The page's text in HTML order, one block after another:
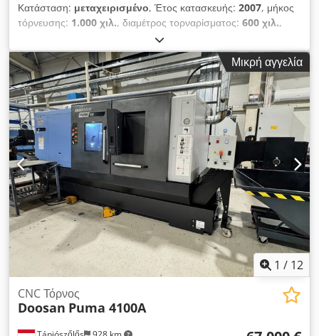
Κατάσταση: μεταχειρισμένο, Έτος κατασκευής: 2007, μήκος
τόρνευσης: 1.000 χιλ., διαμέτρος τορναρίσματος: 600 χιλ.,
, μέγιστη ταχύτητα ατράκτου:
στρ./λ., Τόρνος CNC 2 αξόνων Leadwell LTC-35C Έτος
κατασκευής 2007, Ταϊβάν Fanuc OiTC Μέγ. στροφές ατράκτου
2000rpm Σασμάν ταχυτήτων low/high Τσοκ 380mm
Διάμετρος περάσματος ατράκτου 115mm Dksdpszh Iwqsfx
Ab Ssr Μέγ. διάμετρος τόρνευσης 600mm Μήκος τόρνευσης
1000mm Διαδρομή άξονα Z 1100mm Αντιστήριγμα (κορμός)
Κεφαλή για 12 εργαλεία Με τη μηχανή: - Τεκμηρίωση -
Απορριπτήρας ρινισμάτων - Δοχείο συλλογής με αντλία -
Παλέτα με εργαλεία
Μικρή αγγελία
1 / 12
CNC Τόρνος
Doosan Puma 4100A